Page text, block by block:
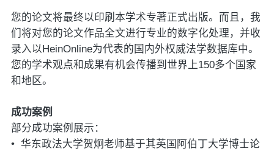
您的论文将最终以印刷本学术专著正式出版。而且，我
们将对您的论文作品全文进行专业的数字化处理，并收
录入以 HeinOnline为代表的国内外权威法学数据库中。
您的学术观点和成果有机会传播到世界上150多个国家
和地区。
成功案例
部分成功案例展示：
• 华东政法大学贺炯老师基于其英国阿伯丁大学博士论